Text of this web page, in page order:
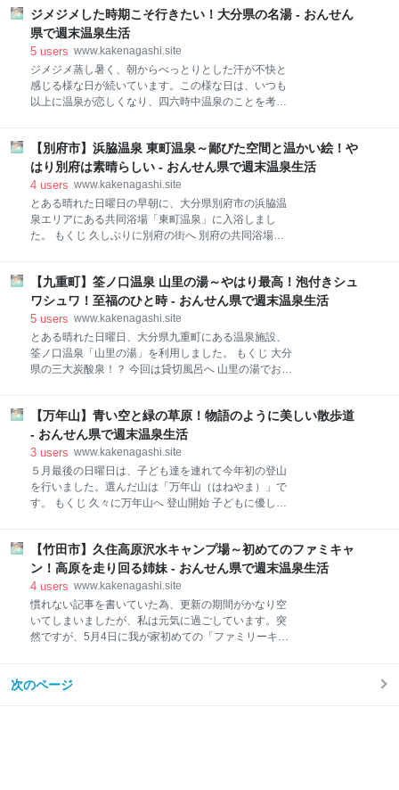
に行ったこと) にゃがゆんを工作するにあたり、どの
様なデザインにするか考えました。長女がイメージで
きないと言っていましたので、事前ににゃがゆん温泉
場利用者は、割引があるとのことで鶴川温泉を選択。
なんとなく場所は把握していましたので、そのままキ
ャンプ場を出発しました。 鶴川温泉は、初めての利用
となります。ブログを始めて県内の沢山の温泉に浸か
りましたが、まだまだ未湯があることに驚くと同時に
嬉しいですね。大分県は、温泉があり過ぎる。 キャン
ない。スマホで検索するも山の中は電波が悪くて機能
しない。最終手段で車のナビに入力すると、なんと通
り過ぎている様でした。実際は県道から側道に入った
位置にあり、県道
ジメジメした時期こそ行きたい！大分県の名湯 - おんせん
県で週末温泉生活
5 users www.kakenagashi.site
ジメジメ蒸し暑く、朝からべっとりとした汗が不快と
感じる様な日が続いています。この様な日は、いつも
以上に温泉が恋しくなり、四六時中温泉のことを考え
せっかくなので、簡単にまとめてみました。 ジメジメ
した時期に浸かりたい温泉 １．汗疹予防の為に、酸性
の温泉でサッパリ ２．ぬるい温泉で涼を纏ってサッパ
リ ３．キンキンに冷やして身体がサッパリ その他 ま
とめ スポンサーリンク １．汗疹予防の為に、酸性の温
泉でサッパリ 夏は汗疹が不快です。不快で不快で仕方
日本第二位の強さを誇る酸性泉です。汗かきな私は、
自分の肌の状態が気になる時は、こちらの温泉に一人
で通っています。また湿疹が出始めた我が子を連れて
行ったことも
【別府市】浜脇温泉 東町温泉～鄙びた空間と温かい絵！や
はり別府は素晴らしい - おんせん県で週末温泉生活
4 users www.kakenagashi.site
とある晴れた日曜日の早朝に、大分県別府市の浜脇温
泉エリアにある共同浴場「東町温泉」に入浴しまし
た。 もくじ 久しぶりに別府の街へ 別府の共同浴場へ
に、大分県別府市にて温泉好きの集まりがあり、私も
参加してきました。2年振りに皆さんに会えて凄く嬉
しかったですし、温泉という趣味は、年齢・性別を問
わずにお話しすることができるので、本当に楽しいひ
と時でした。 施設・主催者側が「ここまでする
の！？」と驚く位の感染対策を行っており、本当に感
しました。JRを使うことも考えましたが、24時間300
円で駐車できる場所を知っていますので、それを考慮
すると往復で1000円近くかかるJRは少し高いと感じ
てしまいま
【九重町】筌ノ口温泉 山里の湯～やはり最高！泡付きシュ
ワシュワ！至福のひと時 - おんせん県で週末温泉生活
5 users www.kakenagashi.site
とある晴れた日曜日、大分県九重町にある温泉施設、
筌ノ口温泉「山里の湯」を利用しました。 もくじ 大分
県の三大炭酸泉！？ 今回は貸切風呂へ 山里の湯でお買
泡付きの炭酸泉が楽しめる温泉施設です。その泡付き
はトップクラス！長湯温泉「ラムネ温泉館」、七里田
温泉「下湯」と共に、大分県の三大炭酸泉と（私が勝
手に）呼んでいます。 ちなみに湯温は三湯の中では最
も高温。 長湯温泉「ラムネ温泉館」・・・32℃ 七里
田温泉「下湯」・・・・・・36℃ 筌ノ口温泉「山里の
ますが、冷たい飲み物程シュワシュワ具合が強いとは
思いませんか？炭酸泉も同じことが言えます。高温の
温泉に炭酸が含まれていない訳ではありませんが、温
度
【万年山】青い空と緑の草原！物語のように美しい散歩道
- おんせん県で週末温泉生活
3 users www.kakenagashi.site
５月最後の日曜日は、子ども達を連れて今年初の登山
を行いました。選んだ山は「万年山（はねやま）」で
す。 もくじ 久々に万年山へ 登山開始 子どもに優しい
女が産まれる前に長女と妻と3人で登ったことがある
山です。地学的にも面白い山で二重メサの山とも呼ば
れています。この時期は、万年山で山開きイベントな
どが行われるのですが、今年も新型コロナウイルスの
影響で開催されませんでした。 もちろん山開きが開催
されずとも登りたいと思っていました。しかし、九州
事が難しい状況が続いていました。 定期的に万年山の
【竹田市】久住高原沢水キャンプ場～初めてのファミキャ
ン！高原を走り回る姉妹 - おんせん県で週末温泉生活
4 users www.kakenagashi.site
慣れない記事を書いていた為、更新の期間がかなり空
いてしまいましたが、私は元気に過ごしています。突
然ですが、5月4日に我が家初めての「ファミリーキャ
クインの前に 爽やかな風が吹き抜けるキャンプ場 設営
次のページ